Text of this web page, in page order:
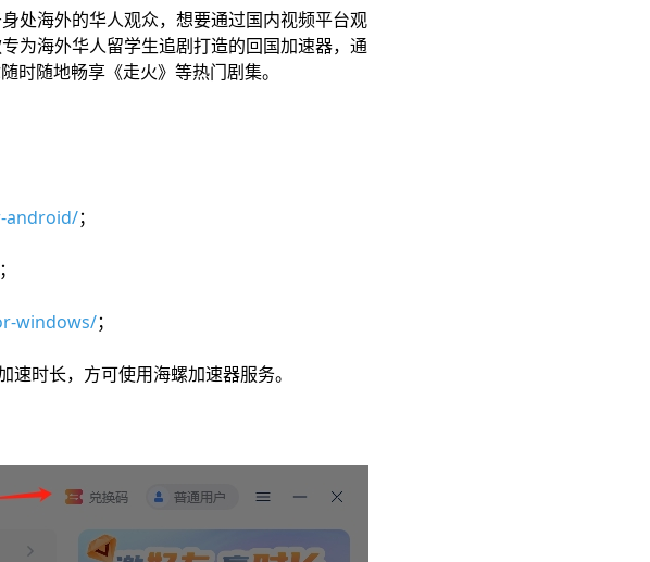
海外的华人观众，想要通过国内视频平台观
为海外华人留学生追剧打造的回国加速器，通
时随地畅享《走火》等热门剧集。
android/；
；
windows/；
时长，方可使用海螺加速器服务。